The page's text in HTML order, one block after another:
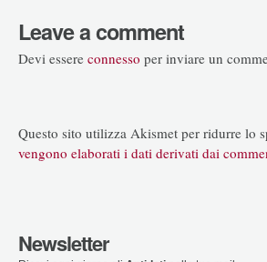
Leave a comment
Devi essere connesso per inviare un
Questo sito utilizza Akismet per ridurre lo
vengono elaborati i dati derivati dai
Newsletter